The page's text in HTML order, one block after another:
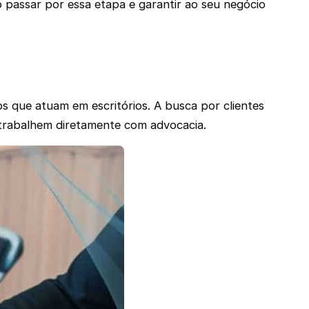
por essa etapa e garantir ao seu negócio
que atuam em escritórios. A busca por clientes
diretamente com advocacia.